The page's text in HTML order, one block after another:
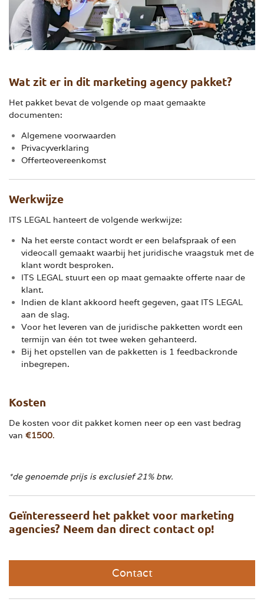
Wat zit er in dit marketing agency pakket?
Het pakket bevat de volgende op maat gemaakte
documenten:
Algemene voorwaarden
Privacyverklaring
Offerteovereenkomst
Werkwijze
ITS LEGAL hanteert de volgende werkwijze:
Na het eerste contact wordt er een belafspraak of een
videocall gemaakt waarbij het juridische vraagstuk met de
klant wordt besproken.
ITS LEGAL stuurt een op maat gemaakte offerte naar de
klant.
Indien de klant akkoord heeft gegeven, gaat ITS LEGAL
aan de slag.
Voor het leveren van de juridische pakketten wordt een
termijn van één tot twee weken gehanteerd.
Bij het opstellen van de pakketten is 1 feedbackronde
inbegrepen.
Kosten
De kosten voor dit pakket komen neer op een vast bedrag
van €1500.
*de genoemde prijs is exclusief 21% btw.
Geïnteresseerd het pakket voor marketing
agencies? Neem dan direct contact op!
Contact